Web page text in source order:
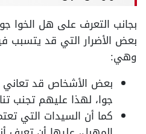
بجانب التعرف على هل الخوا
بعض الأضرار التي قد يتسبب
وهي:
بعض الأشخاص قد تعاني
جوا، لهذا عليهم تجنب
كما أن السيدات التي